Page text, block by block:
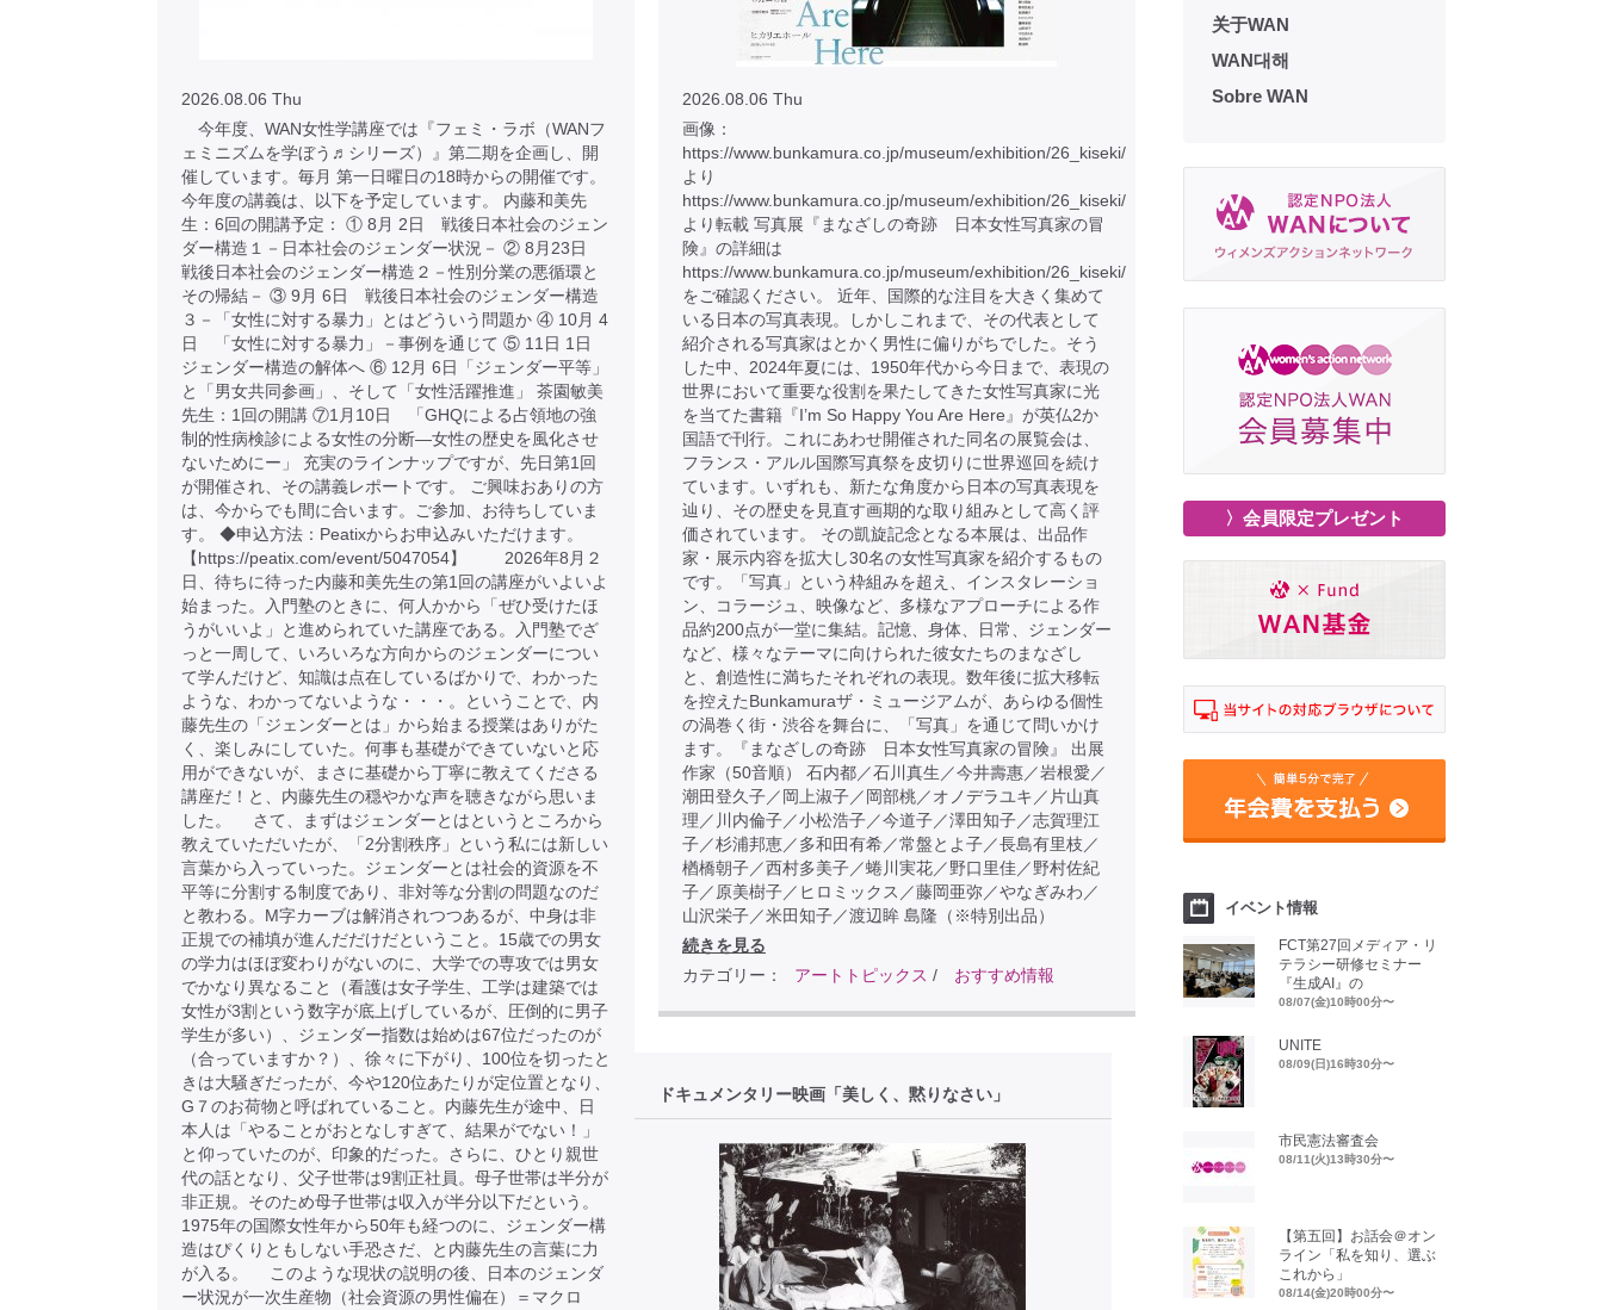
2026.08.06 Thu
今年度、WAN女性学講座では『フェミ・ラボ（WANフ
ェミニズムを学ぼう♬シリーズ）』第二期を企画し、開
催しています。毎月 第一日曜日の18時からの開催です。
今年度の講義は、以下を予定しています。 内藤和美先
生：6回の開講予定： ① 8月 2日 戦後日本社会のジェン
ダー構造１－日本社会のジェンダー状況－ ② 8月23日
戦後日本社会のジェンダー構造２－性別分業の悪循環と
その帰結－ ③ 9月 6日 戦後日本社会のジェンダー構造
３－「女性に対する暴力」とはどういう問題か ④ 10月 4
日 「女性に対する暴力」－事例を通じて ⑤ 11日 1日
ジェンダー構造の解体へ ⑥ 12月 6日「ジェンダー平等」
と「男女共同参画」、そして「女性活躍推進」 茶園敏美
先生：1回の開講 ⑦1月10日 「GHQによる占領地の強
制的性病検診による女性の分断―女性の歴史を風化させ
ないためにー」 充実のラインナップですが、先日第1回
が開催され、その講義レポートです。 ご興味おありの方
は、今からでも間に合います。ご参加、お待ちしていま
す。 ◆申込方法：Peatixからお申込みいただけます。
【https://peatix.com/event/5047054】 2026年8月２
日、待ちに待った内藤和美先生の第1回の講座がいよいよ
始まった。入門塾のときに、何人かから「ぜひ受けたほ
うがいいよ」と進められていた講座である。入門塾でざ
っと一周して、いろいろな方向からのジェンダーについ
て学んだけど、知識は点在しているばかりで、わかった
ような、わかってないような・・・。ということで、内
藤先生の「ジェンダーとは」から始まる授業はありがた
く、楽しみにしていた。何事も基礎ができていないと応
用ができないが、まさに基礎から丁寧に教えてくださる
講座だ！と、内藤先生の穏やかな声を聴きながら思いま
した。 さて、まずはジェンダーとはというところから
教えていただいたが、「2分割秩序」という私には新しい
言葉から入っていった。ジェンダーとは社会的資源を不
平等に分割する制度であり、非対等な分割の問題なのだ
と教わる。M字カーブは解消されつつあるが、中身は非
正規での補填が進んだだけだということ。15歳での男女
の学力はほぼ変わりがないのに、大学での専攻では男女
でかなり異なること（看護は女子学生、工学は建築では
女性が3割という数字が底上げしているが、圧倒的に男子
学生が多い）、ジェンダー指数は始めは67位だったのが
（合っていますか？）、徐々に下がり、100位を切ったと
きは大騒ぎだったが、今や120位あたりが定位置となり、
G７のお荷物と呼ばれていること。内藤先生が途中、日
本人は「やることがおとなしすぎて、結果がでない！」
と仰っていたのが、印象的だった。さらに、ひとり親世
代の話となり、父子世帯は9割正社員。母子世帯は半分が
非正規。そのため母子世帯は収入が半分以下だという。
1975年の国際女性年から50年も経つのに、ジェンダー構
造はぴくりともしない手恐さだ、と内藤先生の言葉に力
が入る。 このような現状の説明の後、日本のジェンダ
ー状況が一次生産物（社会資源の男性偏在）＝マクロ
2026.08.06 Thu
画像：
https://www.bunkamura.co.jp/museum/exhibition/26_kiseki/
より
https://www.bunkamura.co.jp/museum/exhibition/26_kiseki/
より転載 写真展『まなざしの奇跡 日本女性写真家の冒
険』の詳細は
https://www.bunkamura.co.jp/museum/exhibition/26_kiseki/
をご確認ください。 近年、国際的な注目を大きく集めて
いる日本の写真表現。しかしこれまで、その代表として
紹介される写真家はとかく男性に偏りがちでした。そう
した中、2024年夏には、1950年代から今日まで、表現の
世界において重要な役割を果たしてきた女性写真家に光
を当てた書籍『I’m So Happy You Are Here』が英仏2か
国語で刊行。これにあわせ開催された同名の展覧会は、
フランス・アルル国際写真祭を皮切りに世界巡回を続け
ています。いずれも、新たな角度から日本の写真表現を
辿り、その歴史を見直す画期的な取り組みとして高く評
価されています。 その凱旋記念となる本展は、出品作
家・展示内容を拡大し30名の女性写真家を紹介するもの
です。「写真」という枠組みを超え、インスタレーショ
ン、コラージュ、映像など、多様なアプローチによる作
品約200点が一堂に集結。記憶、身体、日常、ジェンダー
など、様々なテーマに向けられた彼女たちのまなざし
と、創造性に満ちたそれぞれの表現。数年後に拡大移転
を控えたBunkamuraザ・ミュージアムが、あらゆる個性
の渦巻く街・渋谷を舞台に、「写真」を通じて問いかけ
ます。『まなざしの奇跡 日本女性写真家の冒険』 出展
作家（50音順） 石内都／石川真生／今井壽惠／岩根愛／
潮田登久子／岡上淑子／岡部桃／オノデラユキ／片山真
理／川内倫子／小松浩子／今道子／澤田知子／志賀理江
子／杉浦邦恵／多和田有希／常盤とよ子／長島有里枝／
楢橋朝子／西村多美子／蜷川実花／野口里佳／野村佐紀
子／原美樹子／ヒロミックス／藤岡亜弥／やなぎみわ／
山沢栄子／米田知子／渡辺眸 島隆（※特別出品）
続きを見る
カテゴリー：
アートトピックス / おすすめ情報
ドキュメンタリー映画「美しく、黙りなさい」
关于WAN
WAN대해
Sobre WAN
〉会員限定プレゼント
イベント情報
FCT第27回メディア・リ
テラシー研修セミナー
『生成AI』の
08/07(金)10時00分〜
UNITE
08/09(日)16時30分〜
市民憲法審査会
08/11(火)13時30分〜
【第五回】お話会＠オン
ライン「私を知り、選ぶ
これから」
08/14(金)20時00分〜